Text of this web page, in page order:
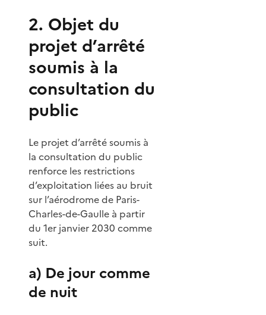
2. Objet du
projet d’arrêté
soumis à la
consultation du
public
Le projet d’arrêté soumis à
la consultation du public
renforce les restrictions
d’exploitation liées au bruit
sur l’aérodrome de Paris-
Charles-de-Gaulle à partir
du 1er janvier 2030 comme
suit.
a) De jour comme
de nuit